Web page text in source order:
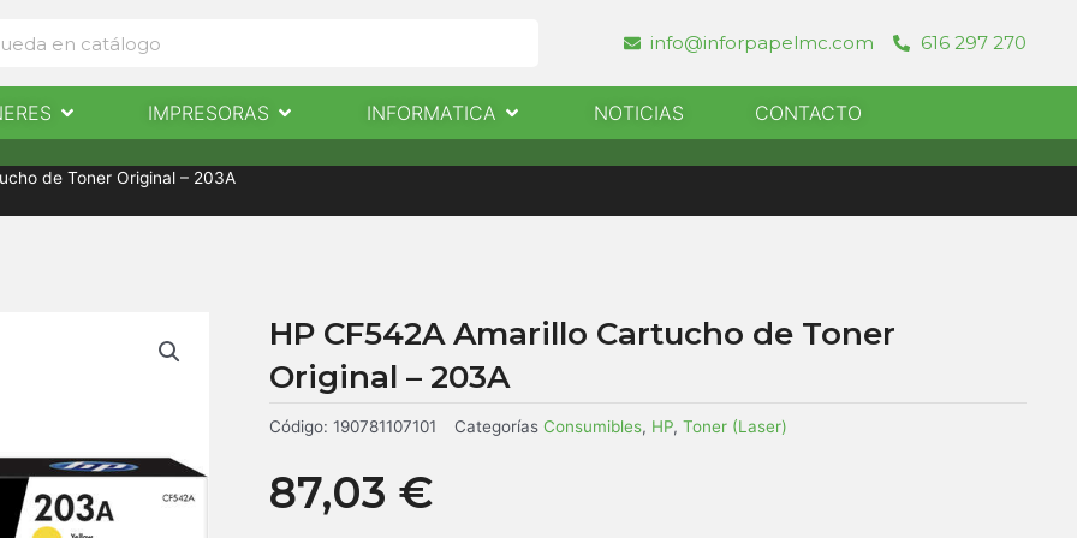
info@inforpapelmc.com 616 297 270
INFORMÁTICA NOTICIAS CONTACTO
Abrir EscaneresIMPRESORAS Abrir ImpresorasINFORMATICA Abrir InformaticaNOTICIAS CONTACTO
de Toner Original – 203A
HP CF542A Amarillo Cartucho de Toner
Original – 203A
Código: 190781107101 Categorías Consumibles, HP, Toner (Laser)
87,03 €